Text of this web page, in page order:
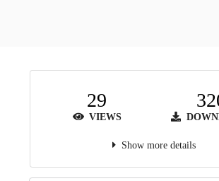
29
VIEWS
Show more details